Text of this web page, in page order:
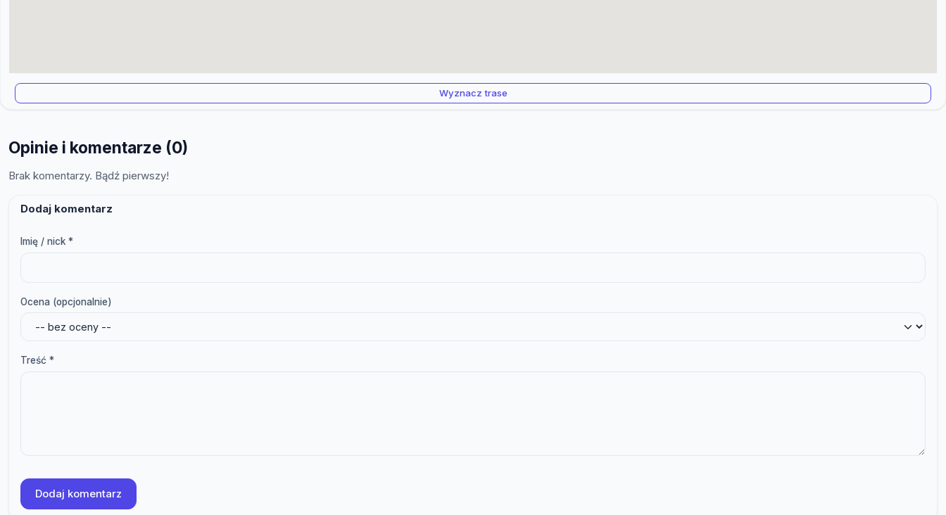
Wyznacz trase
Opinie i komentarze (0)
Brak komentarzy. Bądź pierwszy!
Dodaj komentarz
Imię / nick *
Ocena (opcjonalnie)
Treść *
Dodaj komentarz